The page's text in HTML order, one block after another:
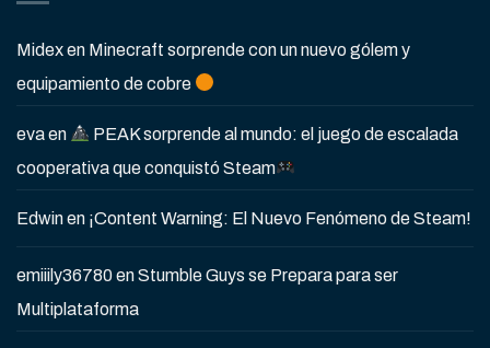
Midexen Minecraft sorprende con un nuevo gólem y
equipamiento de cobre
evaen
PEAK sorprende al mundo: el juego de escalada
cooperativa que conquistó Steam
Edwinen ¡Content Warning: El Nuevo Fenómeno de Steam!
emiiily36780enStumble Guys se Prepara para ser
Multiplataforma